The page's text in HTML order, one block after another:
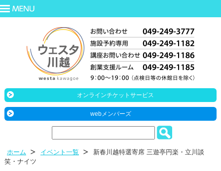
オンラインチケットサービス
webメンバーズ
ホーム イベント一覧
新春川越特選寄席 三遊亭円楽・立川談
笑・ナイツ